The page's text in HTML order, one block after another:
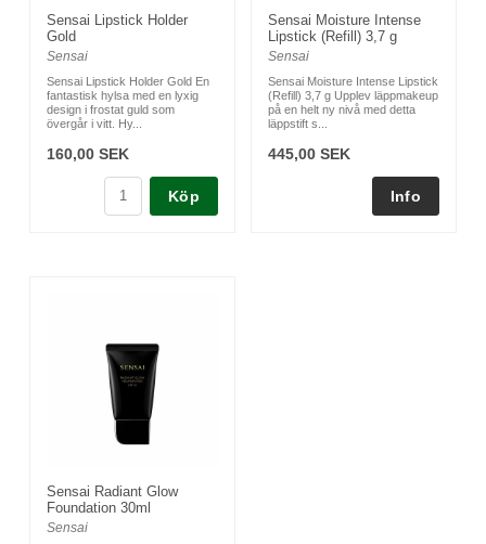
Sensai Lipstick Holder
Gold
Sensai
Sensai Lipstick Holder Gold En
fantastisk hylsa med en lyxig
design i frostat guld som
övergår i vitt. Hy...
160,00 SEK
Köp
Sensai Moisture Intense
Lipstick (Refill) 3,7 g
Sensai
Sensai Moisture Intense Lipstick
(Refill) 3,7 g Upplev läppmakeup
på en helt ny nivå med detta
läppstift s...
445,00 SEK
Sensai Radiant Glow
Foundation 30ml
Sensai